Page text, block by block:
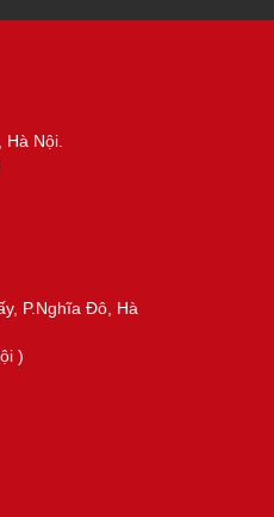
Nội.
P.Nghĩa Đô, Hà
)